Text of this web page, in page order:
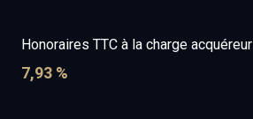
Honoraires TTC à la charge acquéreur
7,93 %